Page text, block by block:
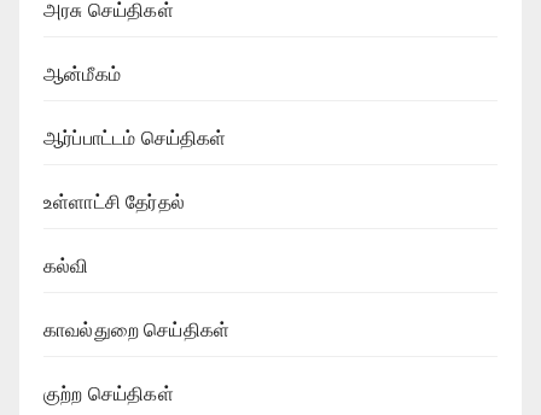
அரசு செய்திகள்
ஆன்மீகம்
ஆர்ப்பாட்டம் செய்திகள்
உள்ளாட்சி தேர்தல்
கல்வி
காவல்துறை செய்திகள்
குற்ற செய்திகள்